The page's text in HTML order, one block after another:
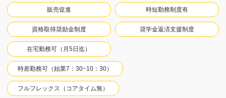
販売促進 時短勤務制度有
資格取得奨励金制度 奨学金返済支援制度
在宅勤務可（月5日迄）
時差勤務可（始業7：30~10：30）
フルフレックス（コアタイム無）